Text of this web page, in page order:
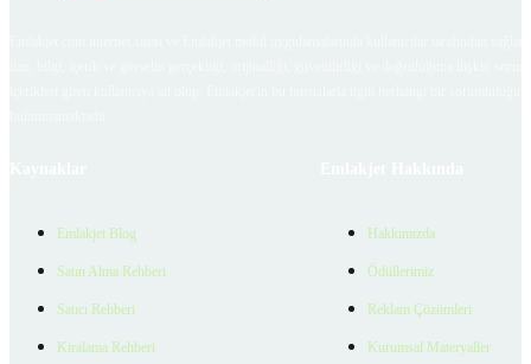
Emlakjet Blog
Satın Alma Rehberi
Satıcı Rehberi
Kiralama Rehberi
Hakkımızda
Ödüllerimiz
Reklam Çözümleri
Kurumsal Materyaller